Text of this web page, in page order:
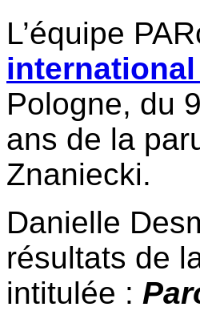
L’équipe
Pologne, du
ans de la
Znaniecki.
Danielle
résultats de
intitulée :